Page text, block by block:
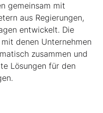
gemeinsam mit
aus Regierungen,
entwickelt. Die
denen Unternehmen
zusammen und
Lösungen für den